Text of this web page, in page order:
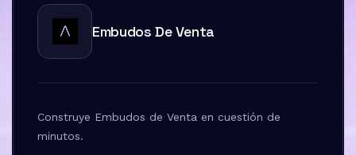
Embudos De Venta
Construye Embudos de Venta en cuestión de
minutos.